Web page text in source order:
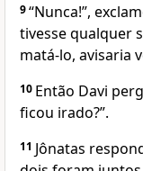
9“Nunca!”,
tivesse qualquer
matá-lo, avisaria
10 Então Davi
ficou irado?”.
11 Jônatas